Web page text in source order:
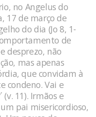
no Angelus do
17 de março de
do dia (Jo 8, 1-
de
desprezo, não
mas apenas
que convidam à
condeno. Vai e
11). Irmãos e
pai misericordioso,